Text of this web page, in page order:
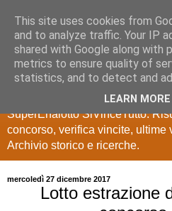
Estrazioni
SuperEnalotto
Ultime estrazioni di Lotto,
SuperEnalotto SiVinceTutto.
concorso, verifica vincite, ultime
Archivio storico e ricerche.
mercoledì 27 dicembre 2017
Lotto estrazione
This site uses cookies from
and to analyze traffic. Your IP
shared with Google along with
metrics to ensure quality of
statistics, and to detect and
LEARN MORE